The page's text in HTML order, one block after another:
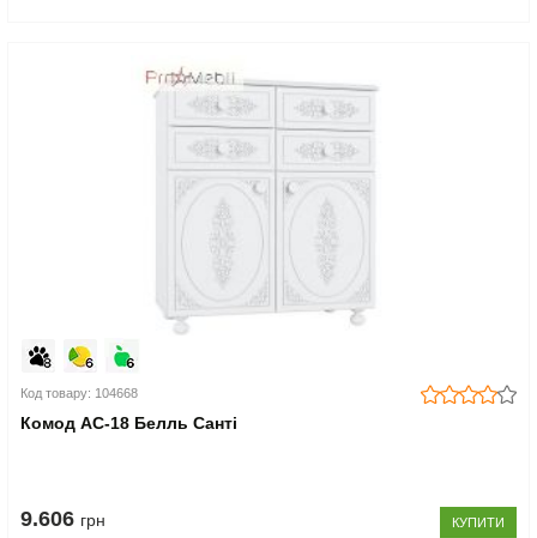
Код товару: 104668
Комод АС-18 Белль Санті
9.606 грн КУПИТИ